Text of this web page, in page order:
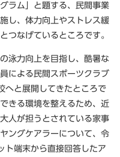
ラム」と題する、民間事業
し、体力向上やストレス緩
つなげているところです。
泳力向上を目指し、酷暑な
による民間スポーツクラブ
へと展開してきたところで
きる環境を整えるため、近
人が担うとされている家事
ングケアラーについて、令
ト端末から直接回答したア